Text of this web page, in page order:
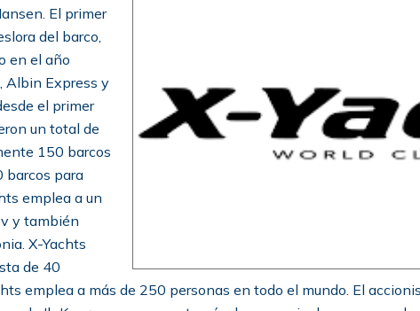
El primer
del barco,
en el año
Albin Express y
el primer
un total de
150 barcos
barcos para
emplea a un
y también
X-Yachts
de 40
emplea a más de 250 personas en todo el mundo. El